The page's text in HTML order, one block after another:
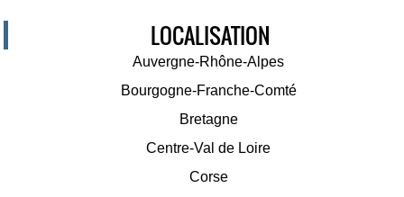
LOCALISATION
Auvergne-Rhône-Alpes
Bourgogne-Franche-Comté
Bretagne
Centre-Val de Loire
Corse